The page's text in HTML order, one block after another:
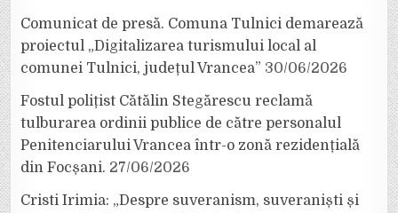
Comunicat de presă. Comuna Tulnici demarează
proiectul „Digitalizarea turismului local al
comunei Tulnici, județul Vrancea” 30/06/2026
Fostul polițist Cătălin Stegărescu reclamă
tulburarea ordinii publice de către personalul
Penitenciarului Vrancea într-o zonă rezidențială
din Focșani. 27/06/2026
Cristi Irimia: „Despre suveranism, suveraniști și